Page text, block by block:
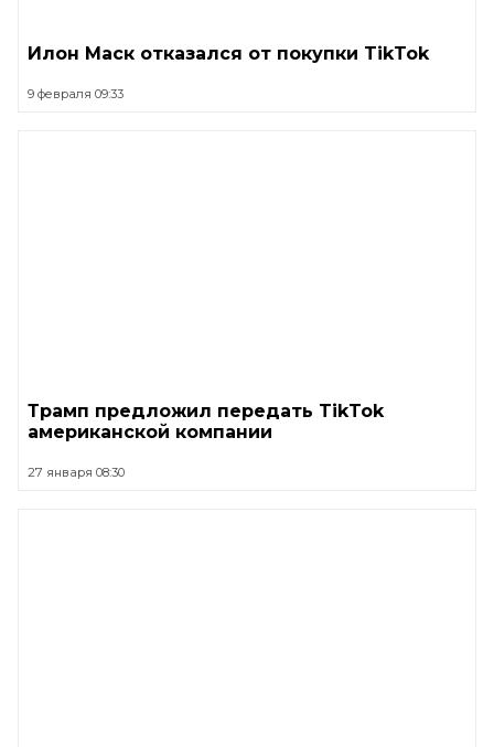
Илон Маск отказался от покупки TikTok
9 февраля 09:33
Трамп предложил передать TikTok
американской компании
27 января 08:30